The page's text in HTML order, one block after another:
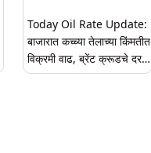
Today Oil Rate Update:
बाजारात कच्च्या तेलाच्या किंमतीत
विक्रमी वाढ, ब्रेंट क्रूडचे दर
प्रति बॅरल $118वर